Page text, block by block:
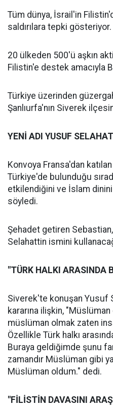
Tüm dünya, İsrail'in
saldırılara tepki gösteriyor.
20 ülkeden 500'ü aşkın
Filistin'e destek amacıyla
Türkiye üzerinden
Şanlıurfa'nın Siverek
YENİ ADI YUSUF
Konvoya Fransa'dan
Türkiye'de bulunduğu
etkilendiğini ve İslam dinini
söyledi.
Şehadet getiren
Selahattin ismini
"TÜRK HALKI ARASINDA
Siverek'te konuşan Yusuf
kararına ilişkin, "Müslüman
müslüman olmak zaten
Özellikle Türk halkı
Buraya geldiğimde şunu
zamandır Müslüman gibi
Müslüman oldum." dedi.
"FİLİSTİN DAVASINI